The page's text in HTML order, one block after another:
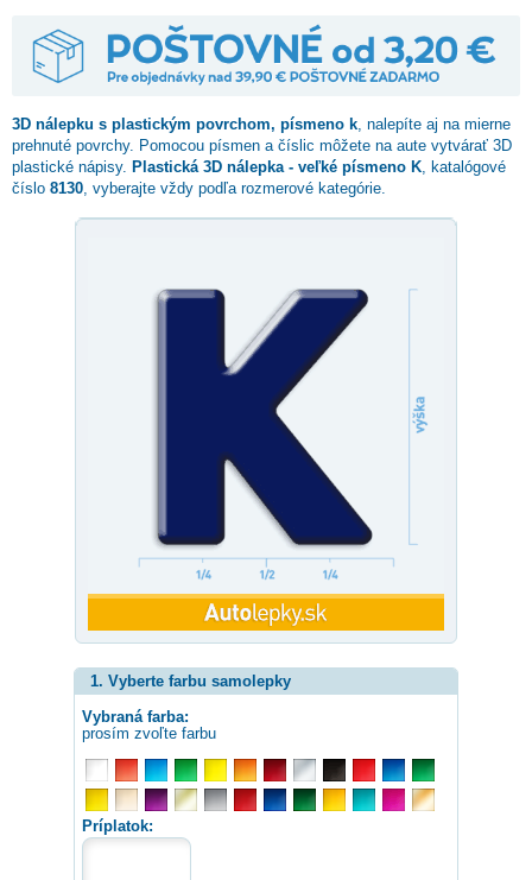
3D nálepku s plastickým povrchom, písmeno k , nalepíte aj na mierne
prehnuté povrchy. Pomocou písmen a číslic môžete na aute vytvárať 3D
plastické nápisy. Plastická 3D nálepka - veľké písmeno K , katalógové
číslo 8130 , vyberajte vždy podľa rozmerové kategórie.
1. Vyberte farbu samolepky
Vybraná farba:
prosím zvoľte farbu
Príplatok: